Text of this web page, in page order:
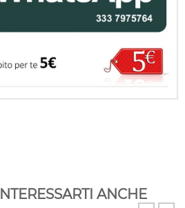
ANCHE